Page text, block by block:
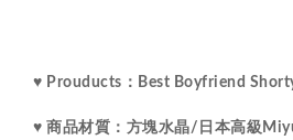
♥ Prouducts：Best Boyfriend
♥ 商品材質： 方塊水晶/ 日本高級